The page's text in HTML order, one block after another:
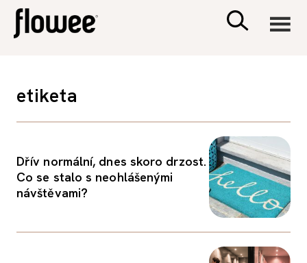
PSYCHOLOGIE
etiketa
Dřív normální, dnes skoro drzost.
Co se stalo s neohlášenými
návštěvami?